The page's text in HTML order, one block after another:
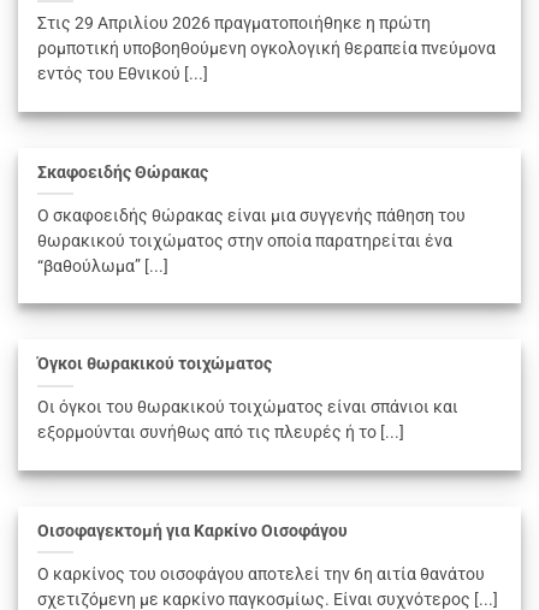
Στις 29 Απριλίου 2026 πραγματοποιήθηκε η πρώτη
ρομποτική υποβοηθούμενη ογκολογική θεραπεία πνεύμονα
εντός του Εθνικού [...]
Σκαφοειδής Θώρακας
Ο σκαφοειδής θώρακας είναι μια συγγενής πάθηση του
θωρακικού τοιχώματος στην οποία παρατηρείται ένα
“βαθούλωμα” [...]
Όγκοι θωρακικού τοιχώματος
Οι όγκοι του θωρακικού τοιχώματος είναι σπάνιοι και
εξορμούνται συνήθως από τις πλευρές ή το [...]
Οισοφαγεκτομή για Καρκίνο Οισοφάγου
Ο καρκίνος του οισοφάγου αποτελεί την 6η αιτία θανάτου
σχετιζόμενη με καρκίνο παγκοσμίως. Είναι συχνότερος [...]